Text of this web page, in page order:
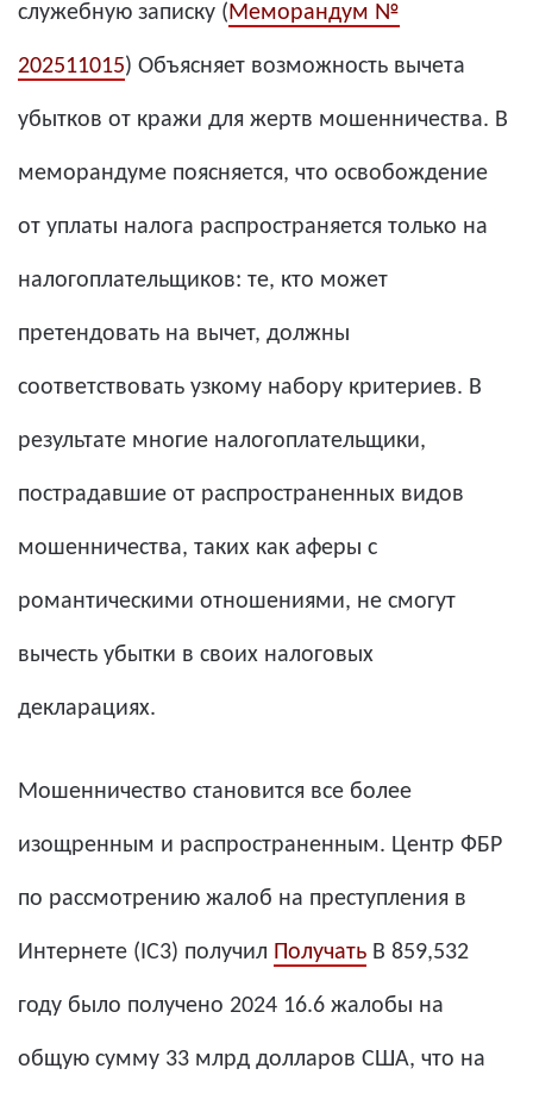
служебную записку (Меморандум №
202511015) Объясняет возможность вычета
убытков от кражи для жертв мошенничества. В
меморандуме поясняется, что освобождение
от уплаты налога распространяется только на
налогоплательщиков: те, кто может
претендовать на вычет, должны
соответствовать узкому набору критериев. В
результате многие налогоплательщики,
пострадавшие от распространенных видов
мошенничества, таких как аферы с
романтическими отношениями, не смогут
вычесть убытки в своих налоговых
декларациях.
Мошенничество становится все более
изощренным и распространенным. Центр ФБР
по рассмотрению жалоб на преступления в
Интернете (IC3) получил Получать В 859,532
году было получено 2024 16.6 жалобы на
общую сумму 33 млрд долларов США, что на